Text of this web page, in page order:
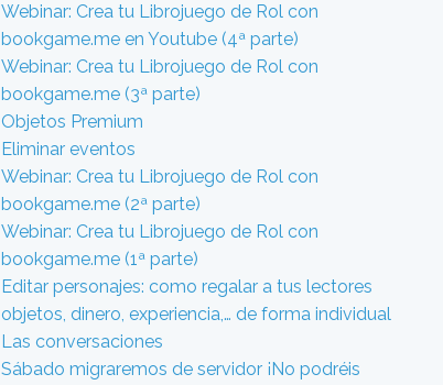
Webinar: Crea tu Librojuego de Rol con
bookgame.me en Youtube (4ª parte)
Webinar: Crea tu Librojuego de Rol con
bookgame.me (3ª parte)
Objetos Premium
Eliminar eventos
Webinar: Crea tu Librojuego de Rol con
bookgame.me (2ª parte)
Webinar: Crea tu Librojuego de Rol con
bookgame.me (1ª parte)
Editar personajes: como regalar a tus lectores
objetos, dinero, experiencia,… de forma individual
Las conversaciones
Sábado migraremos de servidor ¡No podréis